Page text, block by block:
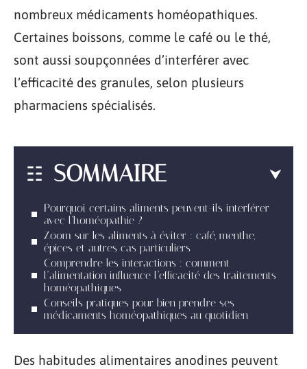
nombreux médicaments homéopathiques.
Certaines boissons, comme le café ou le thé,
sont aussi soupçonnées d’interférer avec
l’efficacité des granules, selon plusieurs
pharmaciens spécialisés.
SOMMAIRE
Pourquoi certains aliments peuvent-ils interférer
avec l’homéopathie ?
Zoom sur les aliments à éviter : café, menthe,
épices et autres cas particuliers
Comprendre les interactions : comment
l’alimentation influence l’efficacité des traitements
homéopathiques
Conseils pratiques pour bien prendre ses
médicaments homéopathiques au quotidien
Des habitudes alimentaires anodines peuvent